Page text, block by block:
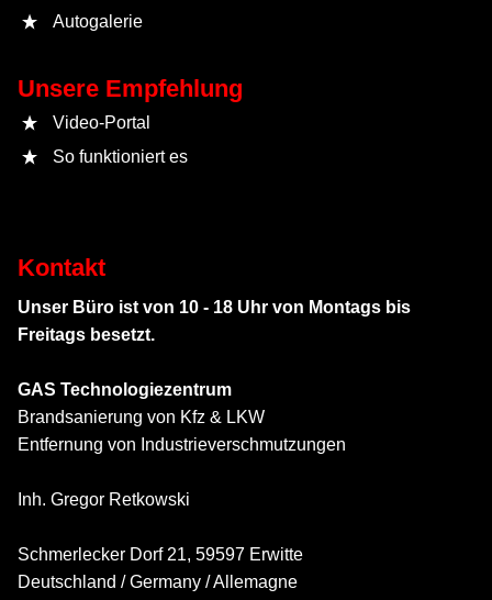
Autogalerie
Unsere Empfehlung
Video-Portal
So funktioniert es
Kontakt
Unser Büro ist von 10 - 18 Uhr von Montags bis
Freitags besetzt.
GAS Technologiezentrum
Brandsanierung von Kfz & LKW
Entfernung von Industrieverschmutzungen
Inh. Gregor Retkowski
Schmerlecker Dorf 21, 59597 Erwitte
Deutschland / Germany / Allemagne